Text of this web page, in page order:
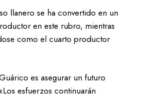
llanero se ha convertido en un
en este rubro, mientras
como el cuarto productor
es asegurar un futuro
esfuerzos continuarán